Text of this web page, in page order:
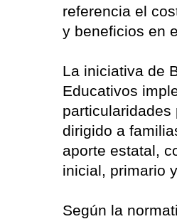
referencia el
y beneficios en
La iniciativa de
Educativos
particularidades
dirigido a
aporte estatal,
inicial, primario
Según la